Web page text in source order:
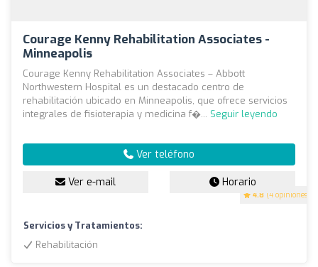
Courage Kenny Rehabilitation Associates -
Minneapolis
4.8 (4 opiniones)
Courage Kenny Rehabilitation Associates – Abbott
Northwestern Hospital es un destacado centro de
rehabilitación ubicado en Minneapolis, que ofrece servicios
integrales de fisioterapia y medicina f�... Seguir leyendo
Ver teléfono
Ver e-mail Horario
Servicios y Tratamientos:
Rehabilitación